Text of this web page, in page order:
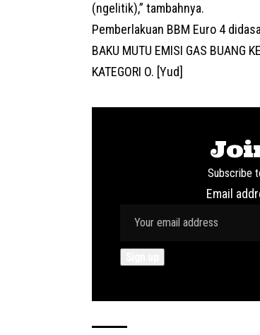
(ngelitik),” tambahnya.
Pemberlakuan BBM Euro 4
BAKU MUTU EMISI GAS BUANG
KATEGORI O. [Yud]
Subscribe
Email